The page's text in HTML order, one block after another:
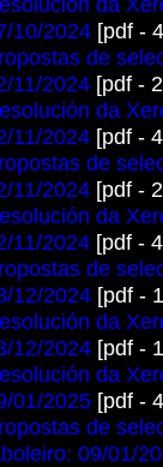
10/2024 [pdf -
de
11/2024 [pdf -
da
11/2024 [pdf -
de
11/2024 [pdf -
da
11/2024 [pdf -
de
12/2024 [pdf -
da
12/2024 [pdf -
da
01/2025 [pdf -
de
09/01/